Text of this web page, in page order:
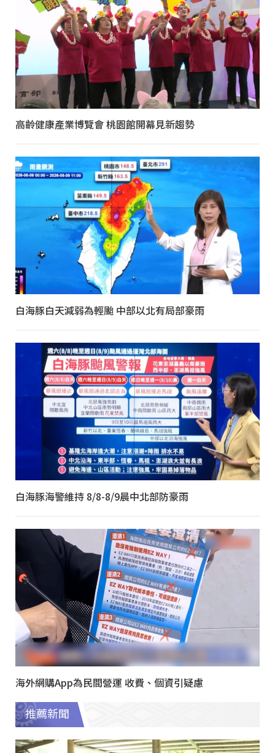
高齡健康產業博覽會 桃園館開幕見新趨勢
白海豚白天減弱為輕颱 中部以北有局部豪雨
白海豚海警維持 8/8-8/9晨中北部防豪雨
海外網購App為民間營運 收費、個資引疑慮
推薦新聞